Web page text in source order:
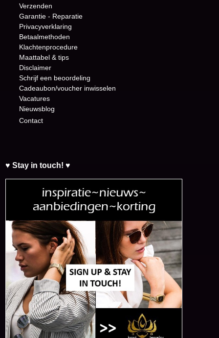
Verzenden
Garantie - Reparatie
Privacyverklaring
Betaalmethoden
Klachtenprocedure
Maattabel & tips
Disclaimer
Schrijf een beoordeling
Cadeaubon/voucher inwisselen
Vacatures
Nieuwsblog
Contact
♥ Stay in touch! ♥